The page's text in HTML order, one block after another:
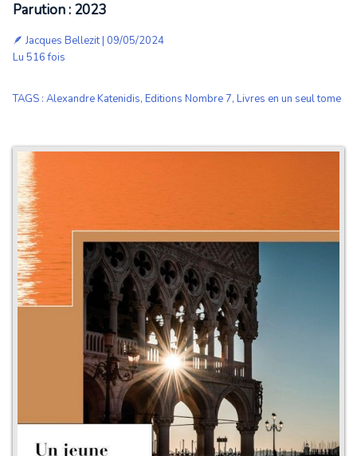
Parution : 2023
🪶Jacques Bellezit| 09/05/2024
Lu 516 fois
TAGS : Alexandre Katenidis, Editions Nombre 7, Livres en un seul tome